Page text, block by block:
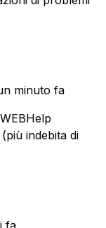
minuto fa
indebita di
fa